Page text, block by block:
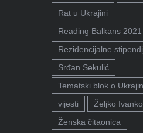
Rat u Ukrajini
Reading Balkans 2021
Rezidencijalne
Srđan Sekulić
Tematski blok o
vijesti
Željko
Ženska čitaonica